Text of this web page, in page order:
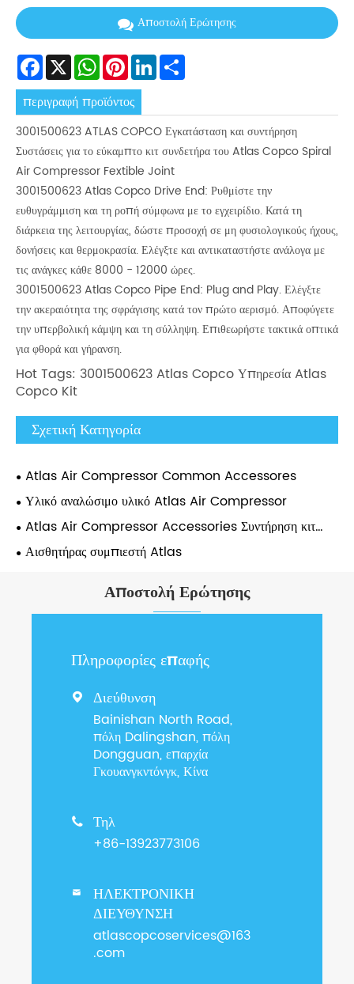
Αποστολή Ερώτησης
Facebook
X WhatsApp
Pinterest
LinkedIn
περιγραφή προϊόντος
3001500623 ATLAS COPCO Εγκατάσταση και συντήρηση
Συστάσεις για το εύκαμπτο κιτ συνδετήρα του Atlas Copco Spiral
Air Compressor Fextible Joint
3001500623 Atlas Copco Drive End: Ρυθμίστε την
ευθυγράμμιση και τη ροπή σύμφωνα με το εγχειρίδιο. Κατά τη
διάρκεια της λειτουργίας, δώστε προσοχή σε μη φυσιολογικούς ήχους,
δονήσεις και θερμοκρασία. Ελέγξτε και αντικαταστήστε ανάλογα με
τις ανάγκες κάθε 8000 - 12000 ώρες.
3001500623 Atlas Copco Pipe End: Plug and Play. Ελέγξτε
την ακεραιότητα της σφράγισης κατά τον πρώτο αερισμό. Αποφύγετε
την υπερβολική κάμψη και τη σύλληψη. Επιθεωρήστε τακτικά οπτικά
για φθορά και γήρανση.
Hot Tags: 3001500623 Atlas Copco Υπηρεσία Atlas
Copco Kit
Σχετική Κατηγορία
Atlas Air Compressor Common Accessores
Υλικό αναλώσιμο υλικό Atlas Air Compressor
Atlas Air Compressor Accessories Συντήρηση κιτ
συντήρησης
Αισθητήρας συμπιεστή Atlas
Αποστολή Ερώτησης
Πληροφορίες επαφής
 Διεύθυνση
Bainishan North Road,
πόλη Dalingshan, πόλη
Dongguan, επαρχία
Γκουανγκντόνγκ, Κίνα
 Τηλ
+86-13923773106

ΗΛΕΚΤΡΟΝΙΚΗ
ΔΙΕΥΘΥΝΣΗ
atlascopcoservices@163
.com